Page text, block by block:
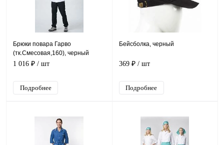
Брюки повара Гарво
(тк.Смесовая,160), черный
1 016 ₽ / шт
Подробнее
Бейсболка, черный
369 ₽ / шт
Подробнее